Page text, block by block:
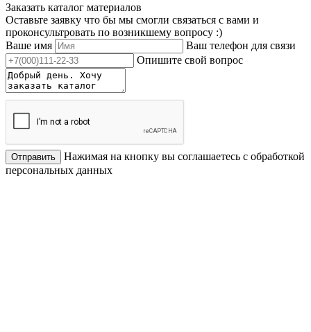
Заказать каталог материалов
Оставьте заявку что бы мы смогли связаться с вами и
проконсультровать по возникшему вопросу :)
Ваше имя
Ваш телефон для связи
Опишите свой вопрос
Отправить
Нажимая на кнопку вы соглашаетесь с обработкой
персональных данных